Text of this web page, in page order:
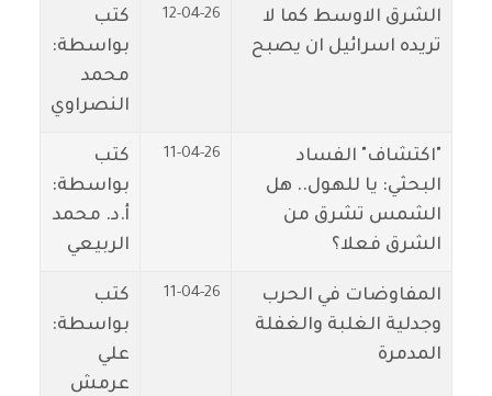
الشرق الاوسط كما لا
تريده اسرائيل ان يصبح
12-04-26
كتب
بواسطة:
محمد
النصراوي
"اكتشاف" الفساد
البحثي: يا للهول.. هل
الشمس تشرق من
الشرق فعلا؟
11-04-26
كتب
بواسطة:
أ.د. محمد
الربيعي
المفاوضات في الحرب
وجدلية الغلبة والغفلة
المدمرة
11-04-26
كتب
بواسطة:
علي
عرمش